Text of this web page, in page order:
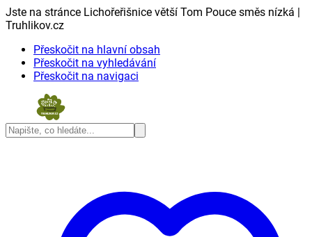
Jste na stránce Lichořeřišnice větší Tom Pouce směs nízká |
Truhlikov.cz
Přeskočit na hlavní obsah
Přeskočit na vyhledávání
Přeskočit na navigaci